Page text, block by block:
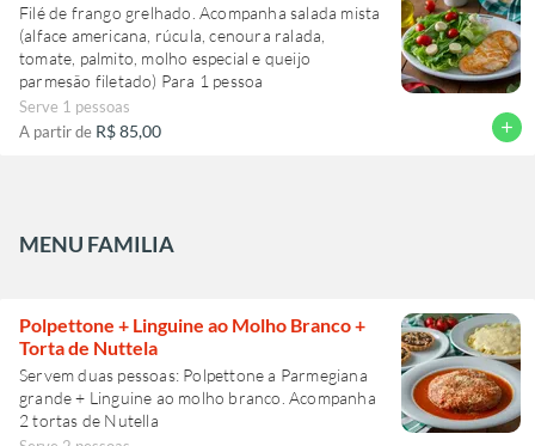
Filé de frango grelhado. Acompanha salada mista
(alface americana, rúcula, cenoura ralada,
tomate, palmito, molho especial e queijo
parmesão filetado) Para 1 pessoa
Serve 1 pessoas
A partir de R$ 85,00 add
MENU FAMILIA
Polpettone + Linguine ao Molho Branco +
Torta de Nuttela
Servem duas pessoas: Polpettone a Parmegiana
grande + Linguine ao molho branco. Acompanha
2 tortas de Nutella